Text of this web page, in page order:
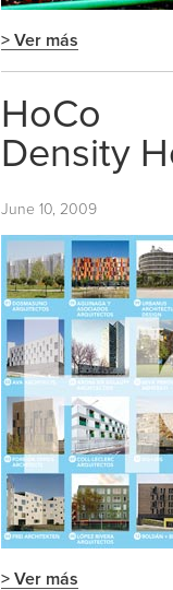
> Ver más
HoCo
Density
June 10, 2009
> Ver más